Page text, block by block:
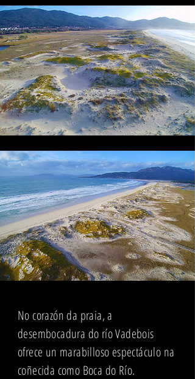
No corazón da praia, a
desembocadura do río Vadebois
ofrece un marabilloso espectáculo na
coñecida como Boca do Río.